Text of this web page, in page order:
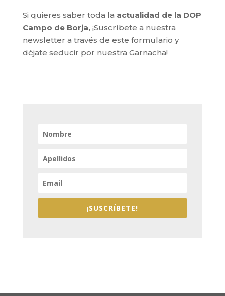
Si quieres saber toda la actualidad de la DOP
Campo de Borja,¡Suscríbete a nuestra
newsletter a través de este formulario y
déjate seducir por nuestra Garnacha!
¡SUSCRÍBETE!